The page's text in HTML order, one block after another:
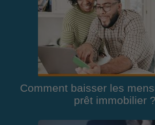
Comment baisser les
prêt immobilier ?